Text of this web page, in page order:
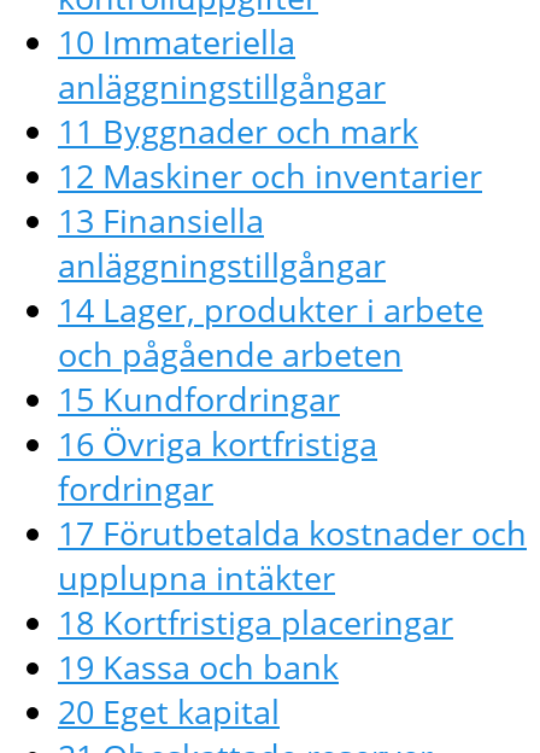
10 Immateriella
anläggningstillgångar
11 Byggnader och mark
12 Maskiner och inventarier
13 Finansiella
anläggningstillgångar
14 Lager, produkter i arbete
och pågående arbeten
15 Kundfordringar
16 Övriga kortfristiga
fordringar
17 Förutbetalda kostnader och
upplupna intäkter
18 Kortfristiga placeringar
19 Kassa och bank
20 Eget kapital